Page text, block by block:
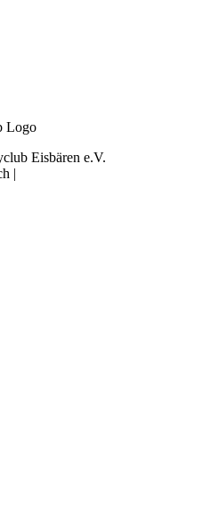
Eisbären e.V.
|